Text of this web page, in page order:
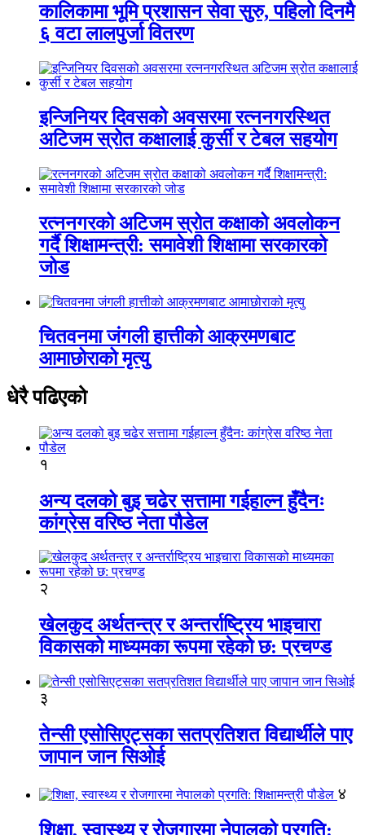
कालिकामा भूमि प्रशासन सेवा सुरु, पहिलो दिनमै
६ वटा लालपुर्जा वितरण
इन्जिनियर दिवसको अवसरमा रत्ननगरस्थित
अटिजम स्रोत कक्षालाई कुर्सी र टेबल सहयोग
रत्ननगरको अटिजम स्रोत कक्षाको अवलोकन
गर्दै शिक्षामन्त्री: समावेशी शिक्षामा सरकारको
जोड
चितवनमा जंगली हात्तीको आक्रमणबाट
आमाछोराको मृत्यु
धेरै पढिएको
१
अन्य दलको बुइ चढेर सत्तामा गईहाल्न हुँदैनः
कांग्रेस वरिष्ठ नेता पौडेल
२
खेलकुद अर्थतन्त्र र अन्तर्राष्ट्रिय भाइचारा
विकासको माध्यमका रूपमा रहेको छ: प्रचण्ड
३
तेन्सी एसोसिएट्सका सतप्रतिशत विद्यार्थीले पाए
जापान जान सिओई
४
शिक्षा, स्वास्थ्य र रोजगारमा नेपालको प्रगति: